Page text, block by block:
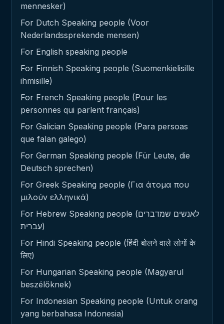
mennesker)
For Dutch Speaking people (Voor
Nederlandssprekende mensen)
For English speaking people
For Finnish Speaking people (Suomenkielisille
ihmisille)
For French Speaking people (Pour les
personnes qui parlent français)
For Galician Speaking people (Para persoas
que falan galego)
For German Speaking people (Für Leute, die
Deutsch sprechen)
For Greek Speaking people (Για άτομα που
μιλούν ελληνικά)
For Hebrew Speaking people (לאנשים שמדברים
עברית)
For Hindi Speaking people (हिंदी बोलने वाले लोगों के
लिए)
For Hungarian Speaking people (Magyarul
beszélőknek)
For Indonesian Speaking people (Untuk orang
yang berbahasa Indonesia)